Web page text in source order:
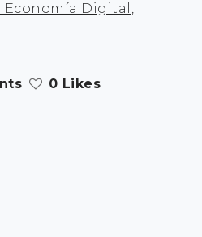
Economía Digital ,
0 Likes